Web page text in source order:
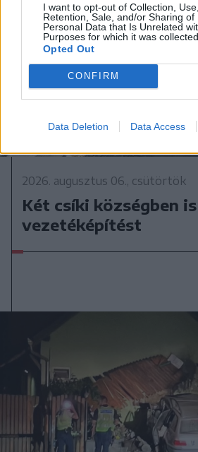
I want to opt-out of Collection, Use,
Retention, Sale, and/or Sharing of
Personal Data that Is Unrelated
Purposes for which it was collected.
Opted Out
CONFIRM
Data Deletion Data Access
2026. augusztus 06., csütörtök
Két csíki községben
vezetéképítést